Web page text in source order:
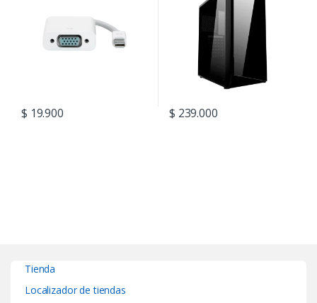
$ 19.900 $ 239.000
Tienda
Localizador de tiendas